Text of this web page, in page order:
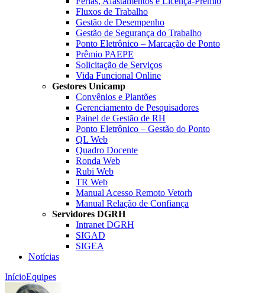
Fluxos de Trabalho
Gestão de Desempenho
Gestão de Segurança do Trabalho
Ponto Eletrônico – Marcação de Ponto
Prêmio PAEPE
Solicitação de Serviços
Vida Funcional Online
Gestores Unicamp
Convênios e Plantões
Gerenciamento de Pesquisadores
Painel de Gestão de RH
Ponto Eletrônico – Gestão do Ponto
QL Web
Quadro Docente
Ronda Web
Rubi Web
TR Web
Manual Acesso Remoto Vetorh
Manual Relação de Confiança
Servidores DGRH
Intranet DGRH
SIGAD
SIGEA
Notícias
InícioEquipes